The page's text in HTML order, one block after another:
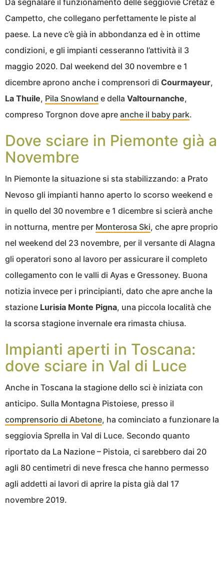
Da segnalare il funzionamento delle seggiovie Cretaz e
Campetto, che collegano perfettamente le piste al
paese. La neve c’è già in abbondanza ed è in ottime
condizioni, e gli impianti cesseranno l’attività il 3
maggio 2020. Dal weekend del 30 novembre e 1
dicembre aprono anche i comprensori di Courmayeur,
La Thuile, Pila Snowland e della Valtournanche,
compreso Torgnon dove apre anche il baby park.
Dove sciare in Piemonte già a
Novembre
In Piemonte la situazione si sta stabilizzando: a Prato
Nevoso gli impianti hanno aperto lo scorso weekend e
in quello del 30 novembre e 1 dicembre si scierà anche
in notturna, mentre per Monterosa Ski, che apre proprio
nel weekend del 23 novembre, per il versante di Alagna
gli operatori sono al lavoro per assicurare il completo
collegamento con le valli di Ayas e Gressoney. Buona
notizia invece per i principianti, dato che apre anche la
stazione Lurisia Monte Pigna, una piccola località che
la scorsa stagione invernale era rimasta chiusa.
Impianti aperti in Toscana:
dove sciare in Val di Luce
Anche in Toscana la stagione dello sci è iniziata con
anticipo. Sulla Montagna Pistoiese, presso il
comprensorio di Abetone, ha cominciato a funzionare la
seggiovia Sprella in Val di Luce. Secondo quanto
riportato da La Nazione – Pistoia, ci sarebbero dai 20
agli 80 centimetri di neve fresca che hanno permesso
agli addetti ai lavori di aprire la pista già dal 17
novembre 2019.